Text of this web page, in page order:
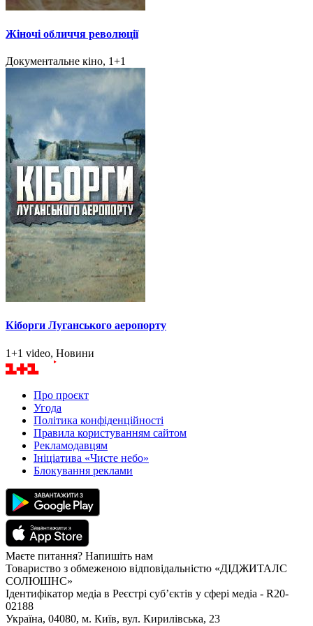
Жіночі обличчя революції
Документальне кіно, 1+1
Кіборги Луганського аеропорту
1+1 video, Новини
Про проєкт
Угода
Політика конфіденційності
Правила користуванням сайтом
Рекламодавцям
Ініціатива «Чисте небо»
Блокування реклами
Маєте питання? Напишіть нам
Товариство з обмеженою відповідальністю «ДІДЖИТАЛС
СОЛЮШНС»
Ідентифікатор медіа в Реєстрі суб’єктів у сфері медіа - R20-
02188
Україна, 04080, м. Київ, вул. Кирилівська, 23